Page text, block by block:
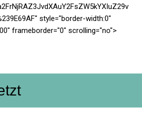
style="border-width:0"
frameborder="0" scrolling="no">